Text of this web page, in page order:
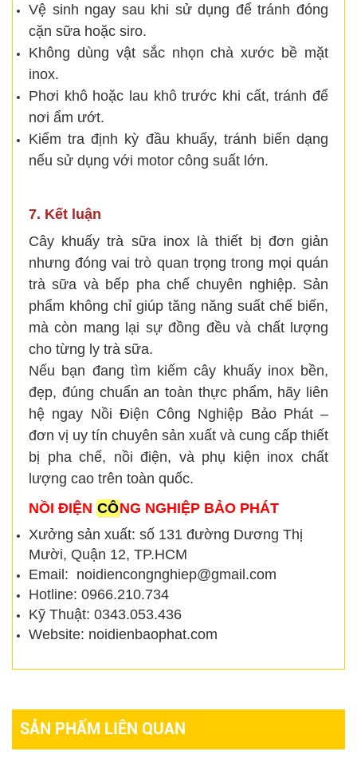
Vệ sinh ngay sau khi sử dụng để tránh đóng
cặn sữa hoặc siro.
Không dùng vật sắc nhọn chà xước bề mặt
inox.
Phơi khô hoặc lau khô trước khi cất, tránh để
nơi ẩm ướt.
Kiểm tra định kỳ đầu khuấy, tránh biến dạng
nếu sử dụng với motor công suất lớn.
7. Kết luận
Cây khuấy trà sữa inox là thiết bị đơn giản
nhưng đóng vai trò quan trọng trong mọi quán
trà sữa và bếp pha chế chuyên nghiệp. Sản
phẩm không chỉ giúp tăng năng suất chế biến,
mà còn mang lại sự đồng đều và chất lượng
cho từng ly trà sữa.
Nếu bạn đang tìm kiếm cây khuấy inox bền,
đẹp, đúng chuẩn an toàn thực phẩm, hãy liên
hệ ngay Nồi Điện Công Nghiệp Bảo Phát –
đơn vị uy tín chuyên sản xuất và cung cấp thiết
bị pha chế, nồi điện, và phụ kiện inox chất
lượng cao trên toàn quốc.
NỒI ĐIỆN CÔNG NGHIỆP BẢO PHÁT
Xưởng sản xuất: số 131 đường Dương Thị
Mười, Quận 12, TP.HCM
Email: noidiencongnghiep@gmail.com
Hotline: 0966.210.734
Kỹ Thuật: 0343.053.436
Website: noidienbaophat.com
SẢN PHẨM LIÊN QUAN